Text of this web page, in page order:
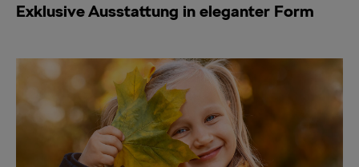
Exklusive Ausstattung in eleganter Form